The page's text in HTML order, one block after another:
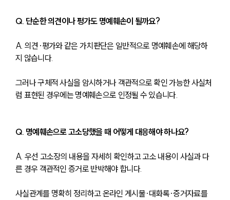
Q. 단순한 의견이나 평가도 명예훼손이 될까요?
A. 의견·평가와 같은 가치판단은 일반적으로 명예훼손에 해당하
지 않습니다.
그러나 구체적 사실을 암시하거나 객관적으로 확인 가능한 사실처
럼 표현된 경우에는 명예훼손으로 인정될 수 있습니다.
Q. 명예훼손으로 고소당했을 때 어떻게 대응해야 하나요?
A. 우선 고소장의 내용을 자세히 확인하고 고소 내용이 사실과 다
른 경우 객관적인 증거로 반박해야 합니다.
사실관계를 명확히 정리하고 온라인 게시물·대화록·증거자료를